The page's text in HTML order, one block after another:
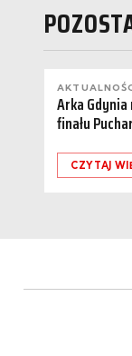
Arka
finału
CZYTAJ